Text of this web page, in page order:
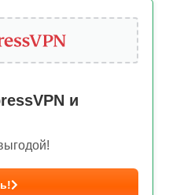
и